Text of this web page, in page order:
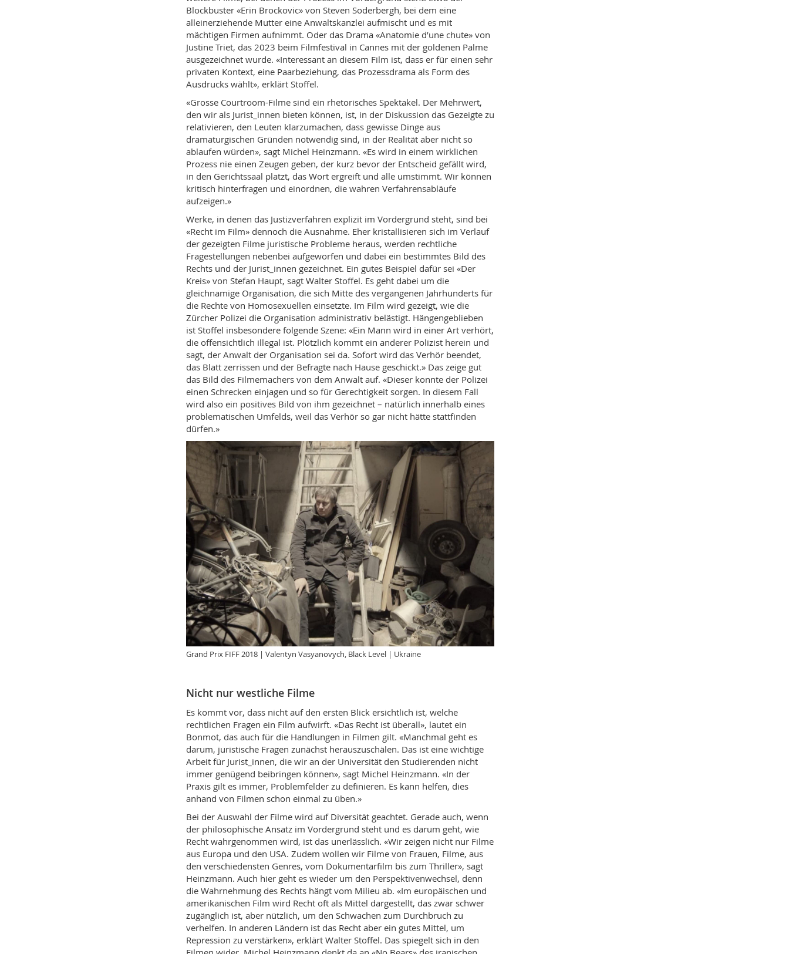
Blockbuster «Erin Brockovic» von Steven Soderbergh, bei dem eine
alleinerziehende Mutter eine Anwaltskanzlei aufmischt und es mit
mächtigen Firmen aufnimmt. Oder das Drama «Anatomie d’une chute» von
Justine Triet, das 2023 beim Filmfestival in Cannes mit der goldenen Palme
ausgezeichnet wurde. «Interessant an diesem Film ist, dass er für einen sehr
privaten Kontext, eine Paarbeziehung, das Prozessdrama als Form des
Ausdrucks wählt», erklärt Stoffel.
«Grosse Courtroom-Filme sind ein rhetorisches Spektakel. Der Mehrwert,
den wir als Jurist_innen bieten können, ist, in der Diskussion das Gezeigte zu
relativieren, den Leuten klarzumachen, dass gewisse Dinge aus
dramaturgischen Gründen notwendig sind, in der Realität aber nicht so
ablaufen würden», sagt Michel Heinzmann. «Es wird in einem wirklichen
Prozess nie einen Zeugen geben, der kurz bevor der Entscheid gefällt wird,
in den Gerichtssaal platzt, das Wort ergreift und alle umstimmt. Wir können
kritisch hinterfragen und einordnen, die wahren Verfahrensabläufe
aufzeigen.»
Werke, in denen das Justizverfahren explizit im Vordergrund steht, sind bei
«Recht im Film» dennoch die Ausnahme. Eher kristallisieren sich im Verlauf
der gezeigten Filme juristische Probleme heraus, werden rechtliche
Fragestellungen nebenbei aufgeworfen und dabei ein bestimmtes Bild des
Rechts und der Jurist_innen gezeichnet. Ein gutes Beispiel dafür sei «Der
Kreis» von Stefan Haupt, sagt Walter Stoffel. Es geht dabei um die
gleichnamige Organisation, die sich Mitte des vergangenen Jahrhunderts für
die Rechte von Homosexuellen einsetzte. Im Film wird gezeigt, wie die
Zürcher Polizei die Organisation administrativ belästigt. Hängengeblieben
ist Stoffel insbesondere folgende Szene: «Ein Mann wird in einer Art verhört,
die offensichtlich illegal ist. Plötzlich kommt ein anderer Polizist herein und
sagt, der Anwalt der Organisation sei da. Sofort wird das Verhör beendet,
das Blatt zerrissen und der Befragte nach Hause geschickt.» Das zeige gut
das Bild des Filmemachers von dem Anwalt auf. «Dieser konnte der Polizei
einen Schrecken einjagen und so für Gerechtigkeit sorgen. In diesem Fall
wird also ein positives Bild von ihm gezeichnet – natürlich innerhalb eines
problematischen Umfelds, weil das Verhör so gar nicht hätte stattfinden
dürfen.»
Grand Prix FIFF 2018 | Valentyn Vasyanovych, Black Level | Ukraine
Nicht nur westliche Filme
Es kommt vor, dass nicht auf den ersten Blick ersichtlich ist, welche
rechtlichen Fragen ein Film aufwirft. «Das Recht ist überall», lautet ein
Bonmot, das auch für die Handlungen in Filmen gilt. «Manchmal geht es
darum, juristische Fragen zunächst herauszuschälen. Das ist eine wichtige
Arbeit für Jurist_innen, die wir an der Universität den Studierenden nicht
immer genügend beibringen können», sagt Michel Heinzmann. «In der
Praxis gilt es immer, Problemfelder zu definieren. Es kann helfen, dies
anhand von Filmen schon einmal zu üben.»
Bei der Auswahl der Filme wird auf Diversität geachtet. Gerade auch, wenn
der philosophische Ansatz im Vordergrund steht und es darum geht, wie
Recht wahrgenommen wird, ist das unerlässlich. «Wir zeigen nicht nur Filme
aus Europa und den USA. Zudem wollen wir Filme von Frauen, Filme, aus
den verschiedensten Genres, vom Dokumentarfilm bis zum Thriller», sagt
Heinzmann. Auch hier geht es wieder um den Perspektivenwechsel, denn
die Wahrnehmung des Rechts hängt vom Milieu ab. «Im europäischen und
amerikanischen Film wird Recht oft als Mittel dargestellt, das zwar schwer
zugänglich ist, aber nützlich, um den Schwachen zum Durchbruch zu
verhelfen. In anderen Ländern ist das Recht aber ein gutes Mittel, um
Repression zu verstärken», erklärt Walter Stoffel. Das spiegelt sich in den